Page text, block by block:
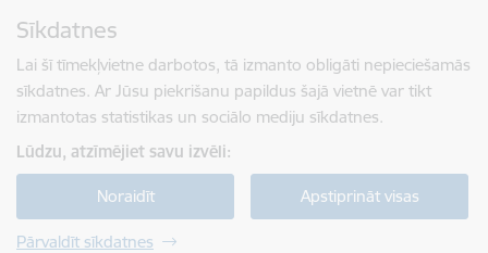
Sīkdatnes
Lai šī tīmekļvietne darbotos, tā izmanto obligāti nepieciešamās
sīkdatnes. Ar Jūsu piekrišanu papildus šajā vietnē var tikt
izmantotas statistikas un sociālo mediju sīkdatnes.
Lūdzu, atzīmējiet savu izvēli:
Noraidīt Apstiprināt visas
Pārvaldīt sīkdatnes